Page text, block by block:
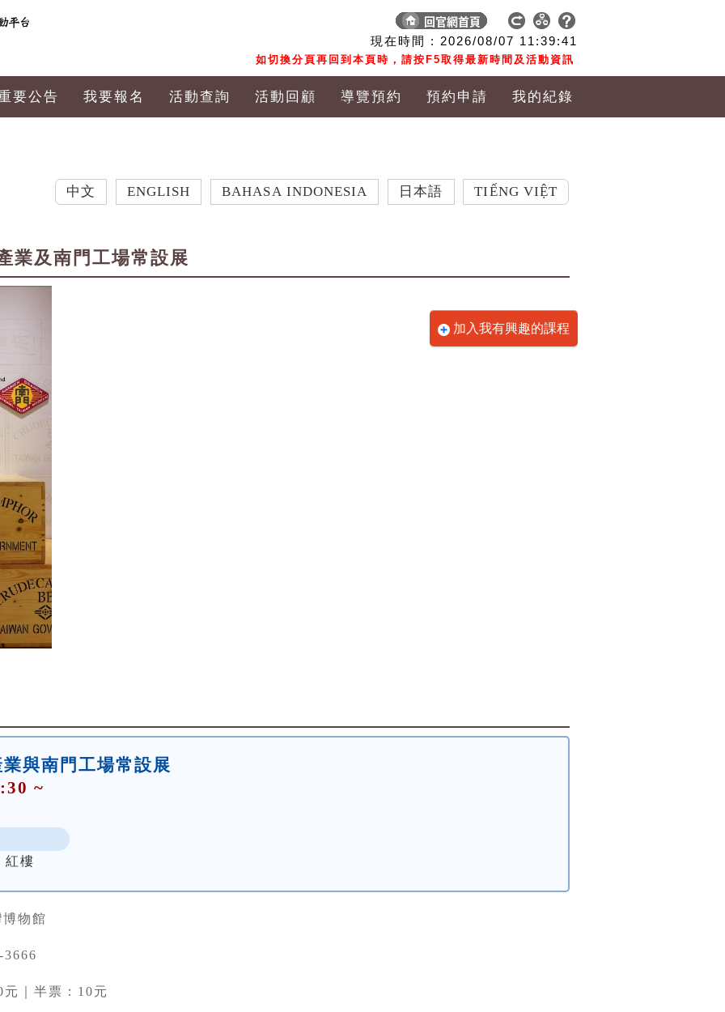
現在時間 : 2026/08/07 11:39:42
如切換分頁再回到本頁時，請按F5取得最新時間及活動資訊
要公告 我要報名 活動查詢 活動回顧 導覽預約 預約申請 我的紀錄
中文 ENGLISH BAHASA INDONESIA 日本語 TIẾNG VIỆT
業及南門工場常設展
加入我有興趣的課程
與南門工場常設展
~
紅樓
物館
3666
元｜半票：10元